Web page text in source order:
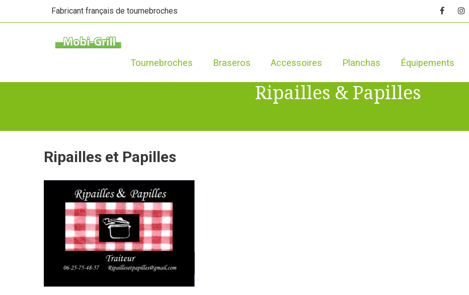
Fabricant français de tournebroches
Tournebroches Braseros Accessoires Planchas Équipements
Ripailles & Papilles
Ripailles et Papilles